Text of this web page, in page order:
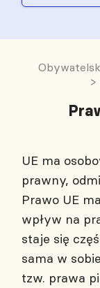
>
UE ma
prawny,
Prawo UE
wpływ na
staje się
sama w
tzw. prawa